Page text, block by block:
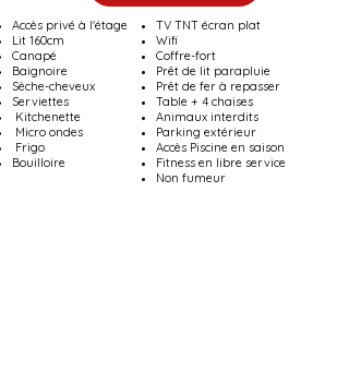
Accès privé à l'étage
Lit 160cm
Canapé
Baignoire
Sèche-cheveux
Serviettes
Kitchenette
Micro ondes
Frigo
Bouilloire
TV TNT écran plat
Wifi
Coffre-fort
Prêt de lit parapluie
Prêt de fer à repasser
Table + 4 chaises
Animaux interdits
Parking extérieur
Accès Piscine en saison
Fitness en libre service
Non fumeur​